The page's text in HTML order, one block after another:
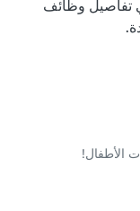
تفاصيل وظائف